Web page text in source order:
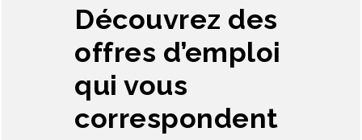
Découvrez des
offres d’emploi
qui vous
correspondent